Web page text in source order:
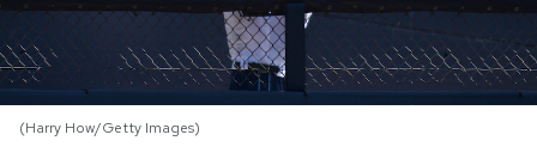
PODCAST
NEWSLETTER
(Harry How/Getty Images)